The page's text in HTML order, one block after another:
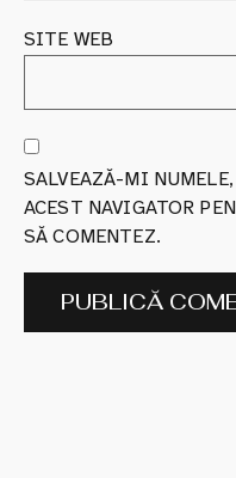
SITE WEB
SALVEAZĂ-MI
ACEST NAVIGATOR
SĂ COMENTEZ.